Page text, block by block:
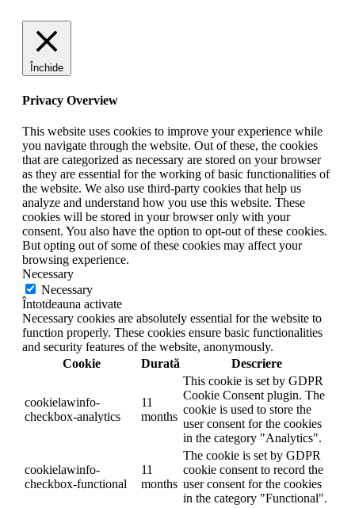
Închide
Privacy Overview
This website uses cookies to improve your experience while
you navigate through the website. Out of these, the cookies
that are categorized as necessary are stored on your browser
as they are essential for the working of basic functionalities of
the website. We also use third-party cookies that help us
analyze and understand how you use this website. These
cookies will be stored in your browser only with your
consent. You also have the option to opt-out of these cookies.
But opting out of some of these cookies may affect your
browsing experience.
Necessary
Necessary
Întotdeauna activate
Necessary cookies are absolutely essential for the website to
function properly. These cookies ensure basic functionalities
and security features of the website, anonymously.
Cookie
Durată Descriere
cookielawinfo-
checkbox-analytics
11
months
This cookie is set by GDPR
Cookie Consent plugin. The
cookie is used to store the
user consent for the cookies
in the category "Analytics".
cookielawinfo-
checkbox-functional
11
months
The cookie is set by GDPR
cookie consent to record the
user consent for the cookies
in the category "Functional".